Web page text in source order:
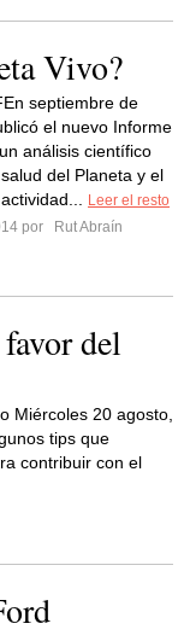
Vivo?
septiembre de
el nuevo Informe
análisis científico
del Planeta y el
Leer el resto
por
Rut Abraín
del
Miércoles 20 agosto,
tips que
contribuir con el